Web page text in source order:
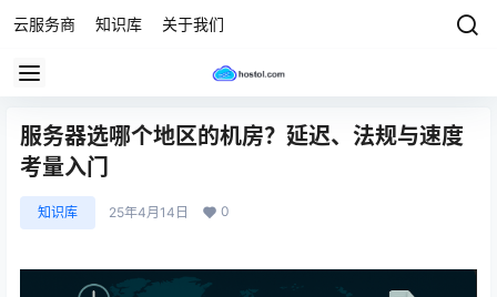
云服务商 知识库 关于我们
服务器选哪个地区的机房？延迟、法规与速度
考量入门
知识库 25年4月14日 0